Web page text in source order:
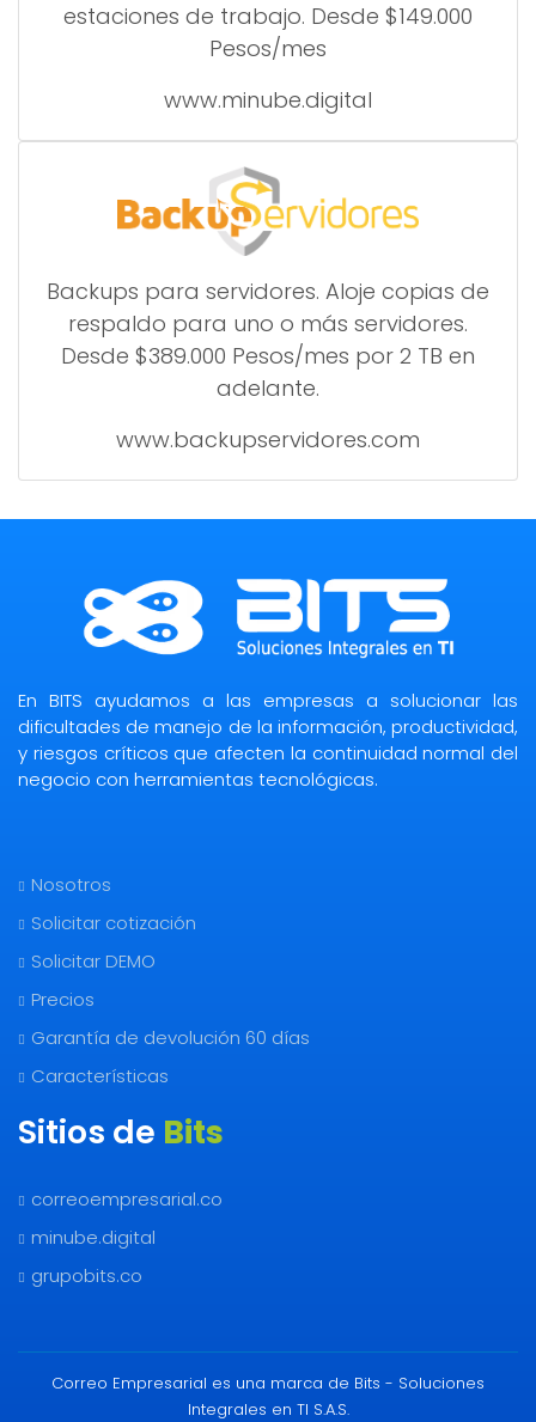
estaciones de trabajo. Desde $149.000
Pesos/mes
www.minube.digital
Backups para servidores. Aloje copias de
respaldo para uno o más servidores.
Desde $389.000 Pesos/mes por 2 TB en
adelante.
www.backupservidores.com
En BITS ayudamos a las empresas a solucionar las
dificultades de manejo de la información, productividad,
y riesgos críticos que afecten la continuidad normal del
negocio con herramientas tecnológicas.
Nosotros
Solicitar cotización
Solicitar DEMO
Precios
Garantía de devolución 60 días
Características
Sitios de Bits
correoempresarial.co
minube.digital
grupobits.co
Correo Empresarial es una marca de Bits - Soluciones
Integrales en TI S.A.S.